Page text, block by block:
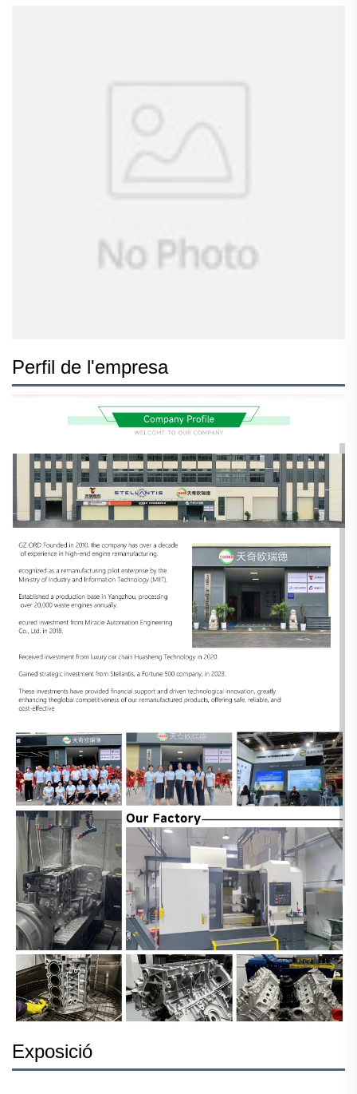
Perfil de l'empresa
Exposició